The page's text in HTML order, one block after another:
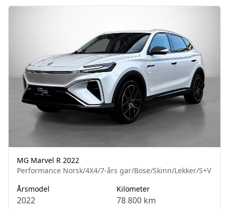
MG Marvel R 2022
Performance Norsk/4X4/7-års gar/Bose/Skinn/Lekker/S+V
Årsmodel
2022
Kilometer
78 800 km